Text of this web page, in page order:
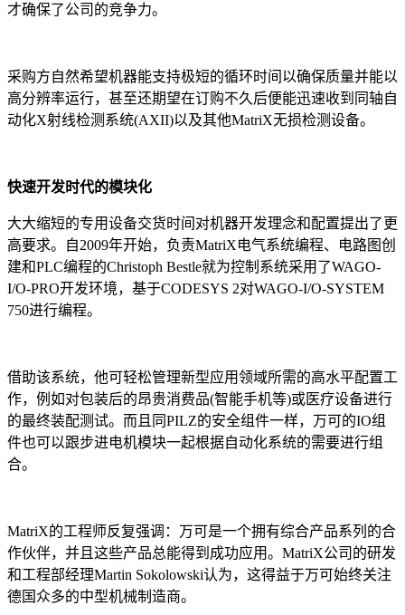
才确保了公司的竞争力。
采购方自然希望机器能支持极短的循环时间以确保质量并能以
高分辨率运行，甚至还期望在订购不久后便能迅速收到同轴自
动化X射线检测系统(AXII)以及其他MatriX无损检测设备。
快速开发时代的模块化
大大缩短的专用设备交货时间对机器开发理念和配置提出了更
高要求。自2009年开始，负责MatriX电气系统编程、电路图创
建和PLC编程的Christoph Bestle就为控制系统采用了WAGO-
I/O-PRO开发环境，基于CODESYS 2对WAGO-I/O-SYSTEM
750进行编程。
借助该系统，他可轻松管理新型应用领域所需的高水平配置工
作，例如对包装后的昂贵消费品(智能手机等)或医疗设备进行
的最终装配测试。而且同PILZ的安全组件一样，万可的IO组
件也可以跟步进电机模块一起根据自动化系统的需要进行组
合。
MatriX的工程师反复强调：万可是一个拥有综合产品系列的合
作伙伴，并且这些产品总能得到成功应用。MatriX公司的研发
和工程部经理Martin Sokolowski认为，这得益于万可始终关注
德国众多的中型机械制造商。